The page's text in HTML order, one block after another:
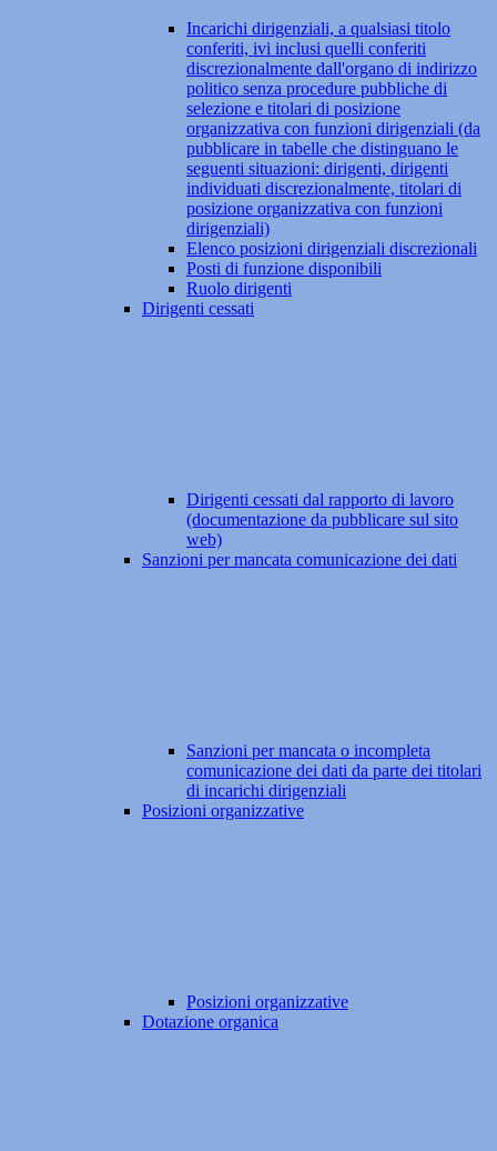
Incarichi dirigenziali, a qualsiasi titolo
conferiti, ivi inclusi quelli conferiti
discrezionalmente dall'organo di indirizzo
politico senza procedure pubbliche di
selezione e titolari di posizione
organizzativa con funzioni dirigenziali (da
pubblicare in tabelle che distinguano le
seguenti situazioni: dirigenti, dirigenti
individuati discrezionalmente, titolari di
posizione organizzativa con funzioni
dirigenziali)
Elenco posizioni dirigenziali discrezionali
Posti di funzione disponibili
Ruolo dirigenti
Dirigenti cessati
Dirigenti cessati dal rapporto di lavoro
(documentazione da pubblicare sul sito
web)
Sanzioni per mancata comunicazione dei dati
Sanzioni per mancata o incompleta
comunicazione dei dati da parte dei titolari
di incarichi dirigenziali
Posizioni organizzative
Posizioni organizzative
Dotazione organica